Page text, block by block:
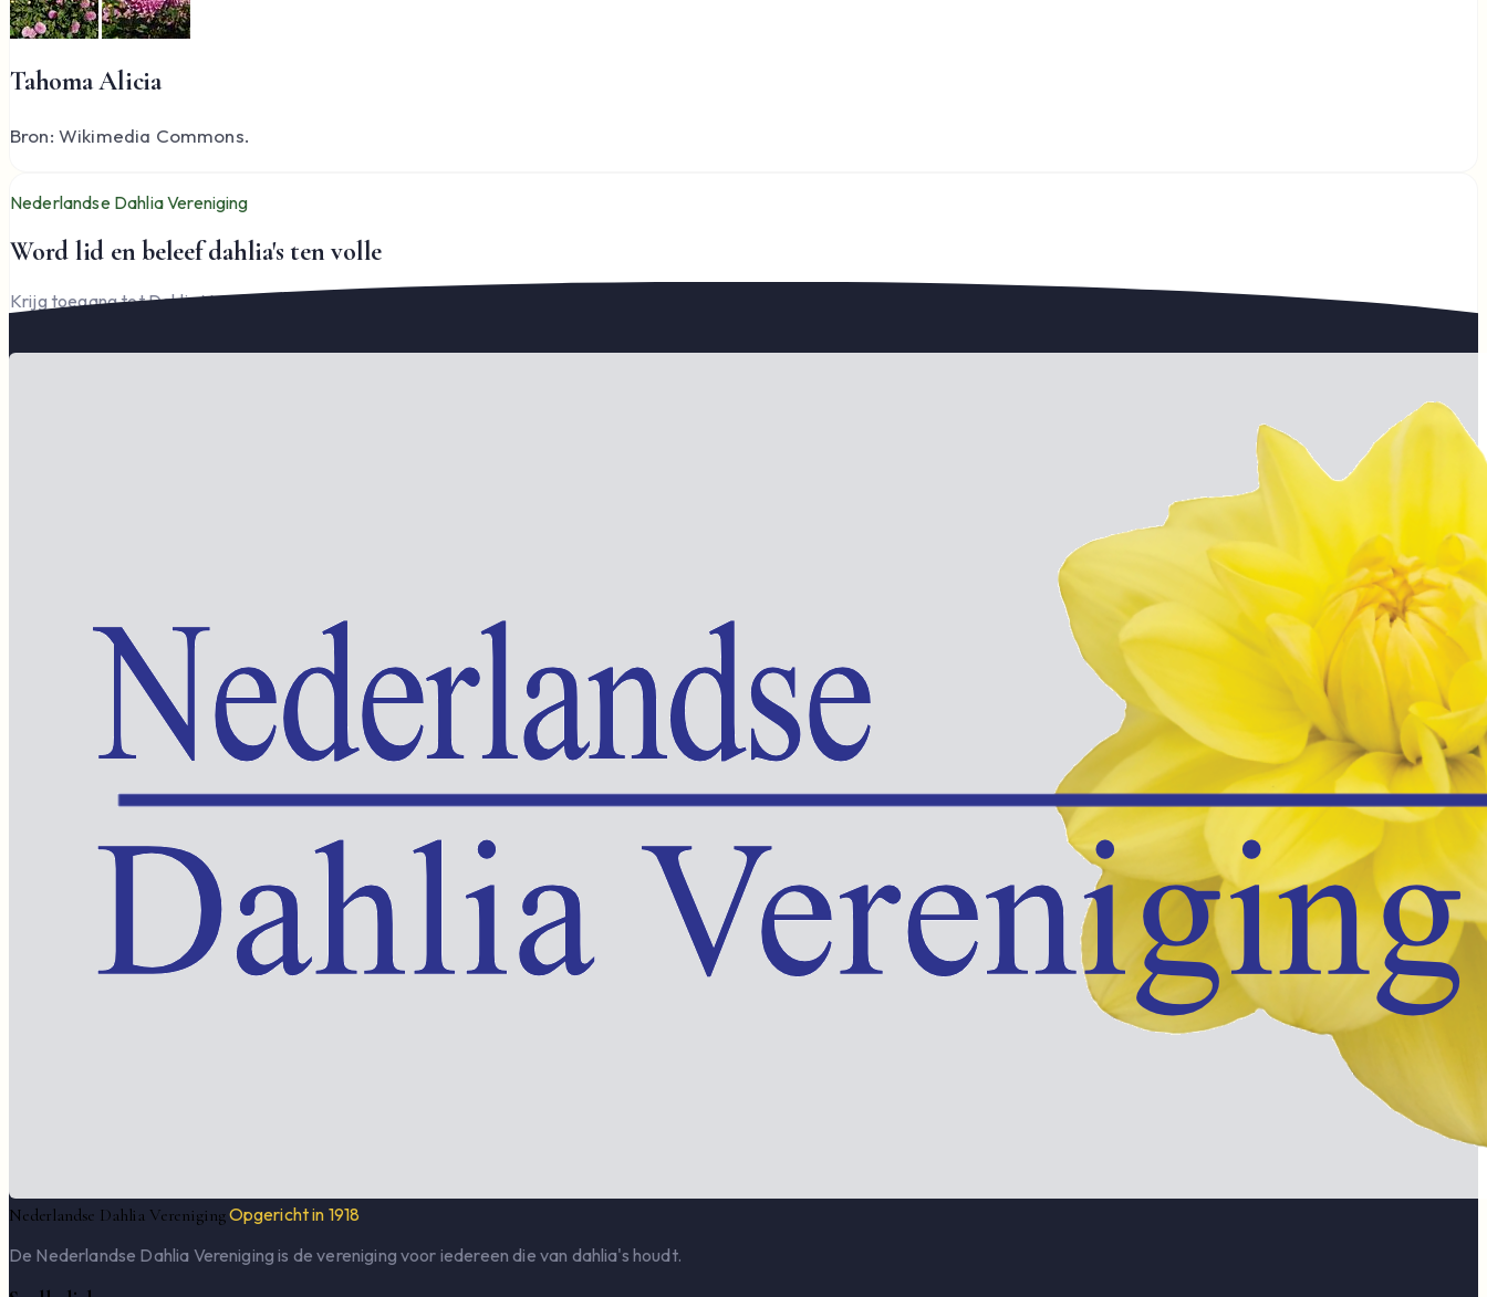
Tahoma Alicia
Bron: Wikimedia Commons.
Nederlandse Dahlia Vereniging
Word lid en beleef dahlia's ten volle
Krijg toegang tot Dahlia Varia, documenten en het complete ledengedeelte — en steun de vereniging.
Nederlandse Dahlia VerenigingOpgericht in 1918
De Nederlandse Dahlia Vereniging is de vereniging voor iedereen die van dahlia's houdt.